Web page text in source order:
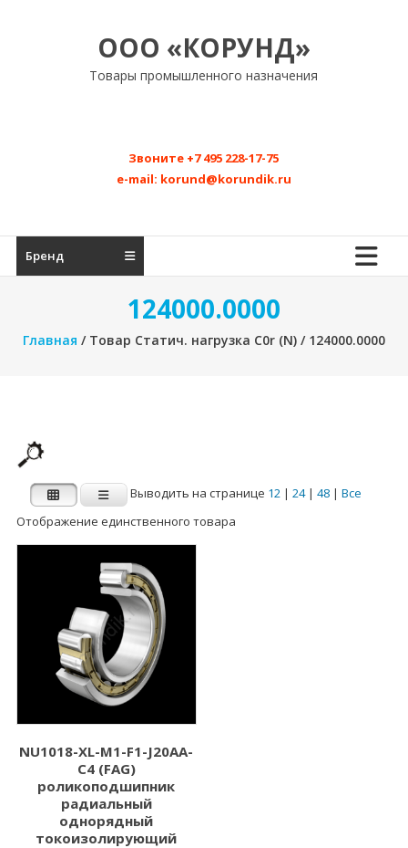
ООО «КОРУНД»
Товары промышленного назначения
Звоните +7 495 228-17-75
e-mail: korund@korundik.ru
Бренд
124000.0000
Главная / Товар Статич. нагрузка C0r (N) / 124000.0000
INA
Внутренний
диаметр d (мм)
3.000
4.000
4.762
Выводить на странице 12| 24| 48| Все
Отображение единственного товара
NU1018-XL-M1-F1-J20AA-
C4 (FAG)
роликоподшипник
радиальный
однорядный
токоизолирующий